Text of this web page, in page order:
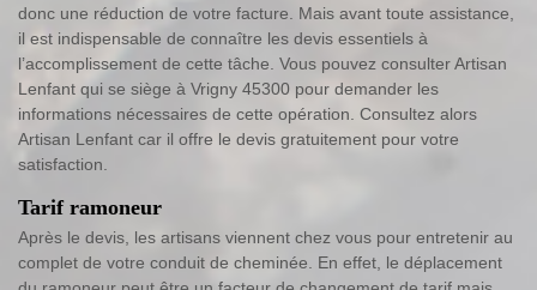
donc une réduction de votre facture. Mais avant toute assistance,
il est indispensable de connaître les devis essentiels à
l’accomplissement de cette tâche. Vous pouvez consulter Artisan
Lenfant qui se siège à Vrigny 45300 pour demander les
informations nécessaires de cette opération. Consultez alors
Artisan Lenfant car il offre le devis gratuitement pour votre
satisfaction.
Tarif ramoneur
Après le devis, les artisans viennent chez vous pour entretenir au
complet de votre conduit de cheminée. En effet, le déplacement